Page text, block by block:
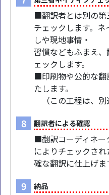
■翻訳者とは別の第
チェックします。
しや現地事情・
習慣などもふまえ
ェックします。
■印刷物や公的な翻
たします。
（この工程は、別
8 翻訳者による確認
■翻訳コーディネー
によりチェックさ
確な翻訳に仕上げ
9 納品